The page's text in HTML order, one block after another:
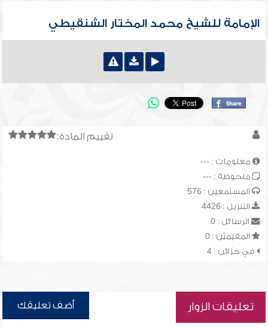
الإمامة للشيخ محمد المختار الشنقيطي
تقييم المادة:
معلومات : ---
ملحوظة : ---
المستمعين : 576
التنزيل : 4426
الرسائل : 0
المقيميّن : 0
في خزائن : 4
تعليقات الزوار أضف تعليقك